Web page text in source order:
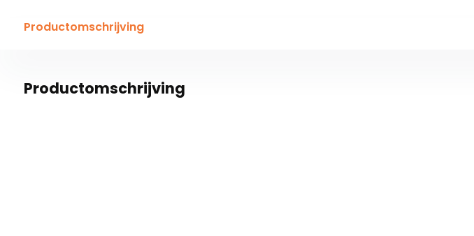
Productomschrijving
Productomschrijving